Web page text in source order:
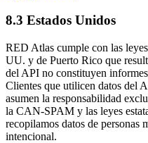
8.3 Estados Unidos
RED Atlas cumple con las
UU. y de Puerto Rico que
del API no constituyen
Clientes que utilicen datos del
asumen la responsabilidad
la CAN-SPAM y las leyes
recopilamos datos de personas
intencional.